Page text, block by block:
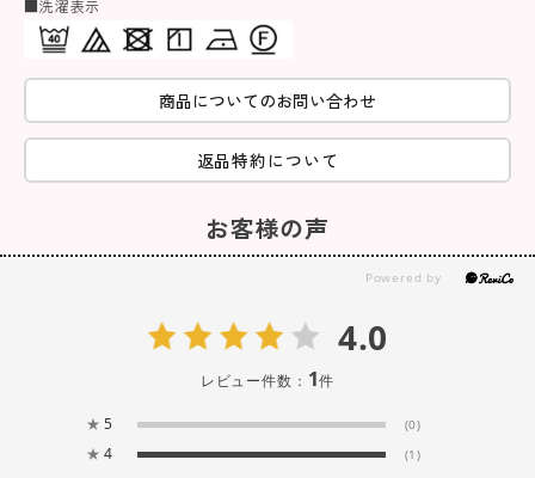
■洗濯表示
商品についてのお問い合わせ
返品特約について
お客様の声
4.0
レビュー件数： 1件
★ 5 (0)
★ 4 (1)